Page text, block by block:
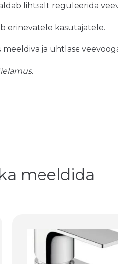
lihtsalt reguleerida
erinevatele kasutajatele.
ja ühtlase
meeldida